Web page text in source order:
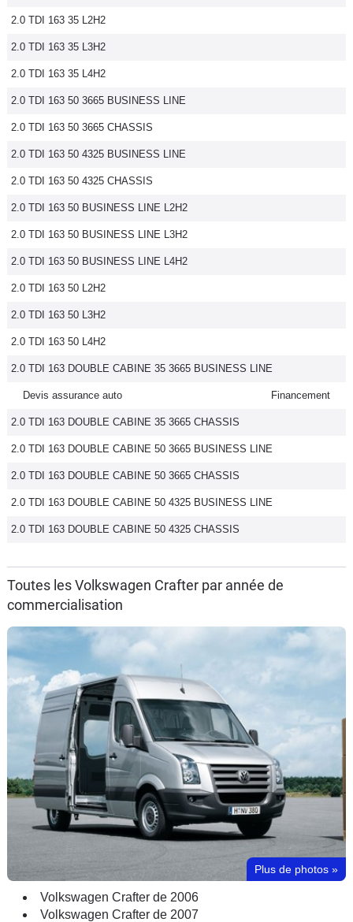
2.0 TDI 163 35 L2H2
2.0 TDI 163 35 L3H2
2.0 TDI 163 35 L4H2
2.0 TDI 163 50 3665 BUSINESS LINE
2.0 TDI 163 50 3665 CHASSIS
2.0 TDI 163 50 4325 BUSINESS LINE
2.0 TDI 163 50 4325 CHASSIS
2.0 TDI 163 50 BUSINESS LINE L2H2
2.0 TDI 163 50 BUSINESS LINE L3H2
2.0 TDI 163 50 BUSINESS LINE L4H2
2.0 TDI 163 50 L2H2
2.0 TDI 163 50 L3H2
2.0 TDI 163 50 L4H2
2.0 TDI 163 DOUBLE CABINE 35 3665 BUSINESS LINE
Devis assurance auto Financement
2.0 TDI 163 DOUBLE CABINE 35 3665 CHASSIS
2.0 TDI 163 DOUBLE CABINE 50 3665 BUSINESS LINE
2.0 TDI 163 DOUBLE CABINE 50 3665 CHASSIS
2.0 TDI 163 DOUBLE CABINE 50 4325 BUSINESS LINE
2.0 TDI 163 DOUBLE CABINE 50 4325 CHASSIS
Toutes les Volkswagen Crafter par année de
commercialisation
Plus de photos »
Volkswagen Crafter de 2006
Volkswagen Crafter de 2007